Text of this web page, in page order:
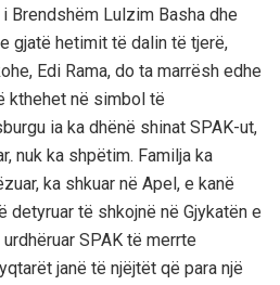
Brendshëm Lulzim Basha dhe
gjatë hetimit të dalin të tjerë,
Edi Rama, do ta marrësh edhe
kthehet në simbol të
ia ka dhënë shinat SPAK-ut,
nuk ka shpëtim. Familja ka
ka shkuar në Apel, e kanë
detyruar të shkojnë në Gjykatën e
SPAK të merrte
janë të njëjtët që para një